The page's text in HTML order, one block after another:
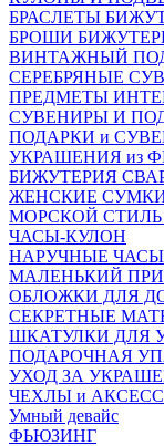
БРАСЛЕТЫ
БРОШИ
ВИНТАЖНЫЙ
СЕРЕБРЯНЫЕ
ПРЕДМЕТЫ
СУВЕНИРЫ И
ПОДАРКИ и
УКРАШЕНИЯ из
БИЖУТЕРИЯ
ЖЕНСКИЕ
МОРСКОЙ
ЧАСЫ-КУЛОН
НАРУЧНЫЕ ЧАСЫ
МАЛЕНЬКИЙ
ОБЛОЖКИ ДЛЯ
СЕКРЕТНЫЕ
ШКАТУЛКИ ДЛЯ
ПОДАРОЧНАЯ
УХОД ЗА
ЧEХЛЫ и
Умный девайс
ФЬЮЗИНГ